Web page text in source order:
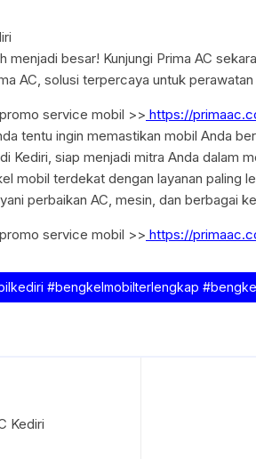
menjadi besar! Kunjungi Prima AC
AC, solusi terpercaya untuk perawatan
service mobil >> https://
tentu ingin memastikan mobil Anda
Kediri, siap menjadi mitra Anda dalam
mobil terdekat dengan layanan paling
perbaikan AC, mesin, dan berbagai
service mobil >> https://
#bengkelmobilterlengkap
Kediri